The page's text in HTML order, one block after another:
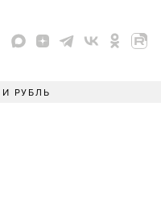
РУБЛЬ